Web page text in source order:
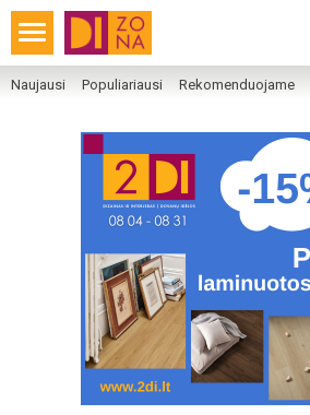
Naujausi Populiariausi Rekomenduojame